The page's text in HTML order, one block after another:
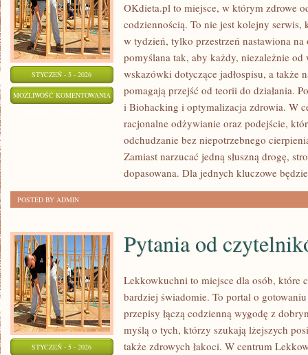
STYCZEŃ - 5 - 2026
MOŻLIWOŚĆ KOMENTOWANIA PORADY
ŻYWIENIOWE
OKdieta.pl to miejsce, w którym zdrowe
codziennością. To nie jest kolejny
w tydzień, tylko przestrzeń nastawiona na
pomyślana tak, aby każdy, niezależnie od
wskazówki dotyczące jadłospisu, a także
pomagają przejść od teorii do działania.
i Biohacking i optymalizacja zdrowia. W
racjonalne odżywianie oraz podejście,
odchudzanie bez niepotrzebnego
Zamiast narzucać jedną słuszną drogę,
dopasowana. Dla jednych kluczowe będzie
POSTED BY ADMIN
STYCZEŃ - 5 - 2026
Pytania od
Lekkowkuchni to miejsce dla osób, które
bardziej świadomie. To portal o
przepisy łączą codzienną wygodę z
myślą o tych, którzy szukają lżejszych
także zdrowych łakoci. W centrum